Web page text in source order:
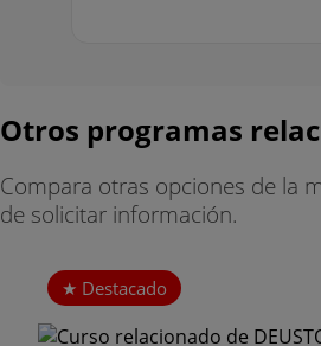
Otros programas
Compara otras opciones de la
de solicitar información.
Destacado